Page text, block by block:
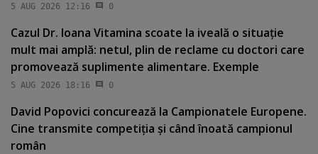
5 AUG 2026 12:16 0
Cazul Dr. Ioana Vitamina scoate la iveală o situaţie
mult mai amplă: netul, plin de reclame cu doctori care
promovează suplimente alimentare. Exemple
5 AUG 2026 18:16 0
David Popovici concurează la Campionatele Europene.
Cine transmite competiţia şi când înoată campionul
român